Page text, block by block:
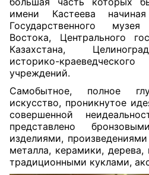
имени Кастеева
Государственного
Востока, Центрального
Казахстана,
историко-
учреждений.
Самобытное, полное
искусство, проникнутое
совершенной
представлено
изделиями,
металла, керамики, дерева,
традиционными куклами,